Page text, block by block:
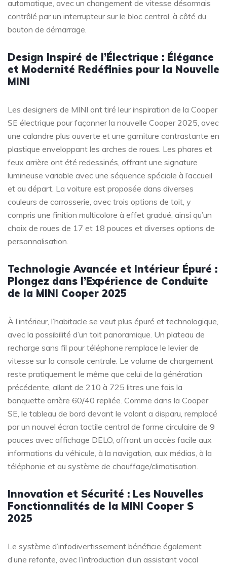
automatique, avec un changement de vitesse désormais
contrôlé par un interrupteur sur le bloc central, à côté du
bouton de démarrage.
Design Inspiré de l’Électrique : Élégance
et Modernité Redéfinies pour la Nouvelle
MINI
Les designers de MINI ont tiré leur inspiration de la Cooper
SE électrique pour façonner la nouvelle Cooper 2025, avec
une calandre plus ouverte et une garniture contrastante en
plastique enveloppant les arches de roues. Les phares et
feux arrière ont été redessinés, offrant une signature
lumineuse variable avec une séquence spéciale à l’accueil
et au départ. La voiture est proposée dans diverses
couleurs de carrosserie, avec trois options de toit, y
compris une finition multicolore à effet gradué, ainsi qu’un
choix de roues de 17 et 18 pouces et diverses options de
personnalisation.
Technologie Avancée et Intérieur Épuré :
Plongez dans l’Expérience de Conduite
de la MINI Cooper 2025
À l’intérieur, l’habitacle se veut plus épuré et technologique,
avec la possibilité d’un toit panoramique. Un plateau de
recharge sans fil pour téléphone remplace le levier de
vitesse sur la console centrale. Le volume de chargement
reste pratiquement le même que celui de la génération
précédente, allant de 210 à 725 litres une fois la
banquette arrière 60/40 repliée. Comme dans la Cooper
SE, le tableau de bord devant le volant a disparu, remplacé
par un nouvel écran tactile central de forme circulaire de 9
pouces avec affichage DELO, offrant un accès facile aux
informations du véhicule, à la navigation, aux médias, à la
téléphonie et au système de chauffage/climatisation.
Innovation et Sécurité : Les Nouvelles
Fonctionnalités de la MINI Cooper S
2025
Le système d’infodivertissement bénéficie également
d’une refonte, avec l’introduction d’un assistant vocal